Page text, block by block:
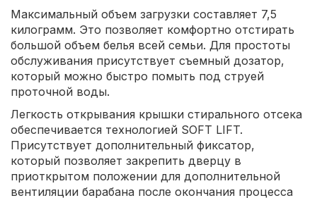
Максимальный объем загрузки составляет 7,5
килограмм. Это позволяет комфортно отстирать
большой объем белья всей семьи. Для простоты
обслуживания присутствует съемный дозатор,
который можно быстро помыть под струей
проточной воды.
Легкость открывания крышки стирального отсека
обеспечивается технологией SOFT LIFT.
Присутствует дополнительный фиксатор,
который позволяет закрепить дверцу в
приоткрытом положении для дополнительной
вентиляции барабана после окончания процесса